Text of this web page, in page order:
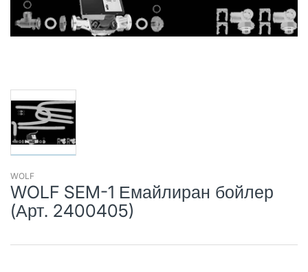
WOLF
WOLF SEM-1 Емайлиран бойлер
(Арт. 2400405)